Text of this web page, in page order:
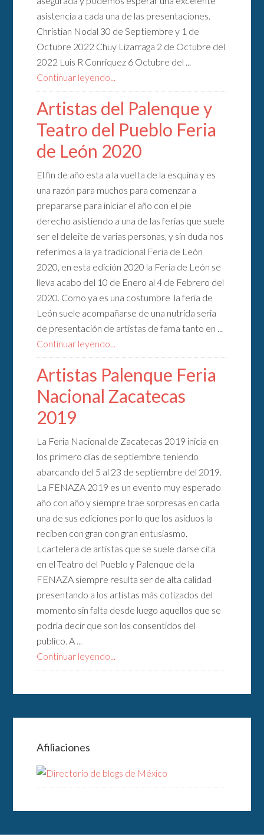
asistencia a cada una de las presentaciones.
Christian Nodal 30 de Septiembre y 1 de
Octubre 2022 Chuy Lizarraga 2 de Octubre del
2022 Luis R Conriquez 6 Octubre del ...
Continuar leyendo...
Artistas del Palenque y
Teatro del Pueblo Feria
de León 2020
El fin de año esta a la vuelta de la esquina y es
una razón para muchos para comenzar a
prepararse para iniciar el año con el pie
derecho asistiendo a una de las ferias que suele
ser el deleite de varias personas, y sin duda nos
referimos a la ya tradicional Feria de León
2020, en esta edición 2020 la Feria de León se
lleva acabo del 10 de Enero al 4 de Febrero del
2020. Como ya es una costumbre la feria de
León suele acompañarse de una nutrida seria
de presentación de artistas de fama tanto en ...
Continuar leyendo...
Artistas Palenque Feria
Nacional Zacatecas
2019
La Feria Nacional de Zacatecas 2019 inicia en
los primero días de septiembre teniendo
abarcando del 5 al 23 de septiembre del 2019.
La FENAZA 2019 es un evento muy esperado
año con año y siempre trae sorpresas en cada
una de sus ediciones por lo que los asiduos la
reciben con gran con gran entusiasmo.
Lcartelera de artistas que se suele darse cita
en el Teatro del Pueblo y Palenque de la
FENAZA siempre resulta ser de alta calidad
presentando a los artistas más cotizados del
momento sin falta desde luego aquellos que se
podría decir que son los consentidos del
publico. A ...
Continuar leyendo...
Afiliaciones